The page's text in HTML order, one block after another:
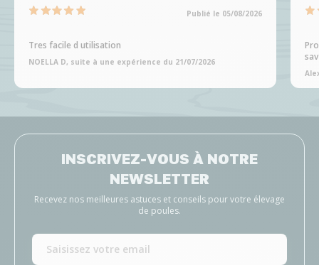
Publié le 05/08/2026
Tres facile d utilisation
NOELLA D, suite à une expérience du 21/07/2026
INSCRIVEZ-VOUS À NOTRE
NEWSLETTER
Recevez nos meilleures astuces et conseils pour votre élevage
de poules.